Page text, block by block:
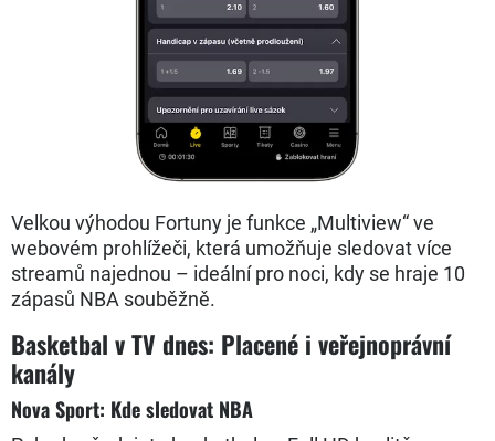
Velkou výhodou Fortuny je funkce „Multiview“ ve
webovém prohlížeči, která umožňuje sledovat více
streamů najednou – ideální pro noci, kdy se hraje 10
zápasů NBA souběžně.
Basketbal v TV dnes: Placené i veřejnoprávní
kanály
Nova Sport: Kde sledovat NBA